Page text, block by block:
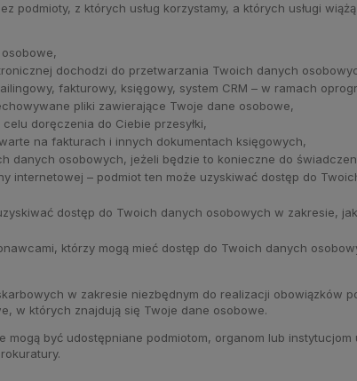
podmioty, z których usług korzystamy, a których usługi
dochodzi do przetwarzania Twoich danych
fakturowy, księgowy, system CRM – w ramach
pliki zawierające Twoje dane osobowe,
doręczenia do Ciebie przesyłki,
na fakturach i innych dokumentach księgowych,
danych osobowych, jeżeli będzie to konieczne do
internetowej – podmiot ten może uzyskiwać dostęp do
dostęp do Twoich danych osobowych w zakresie,
którzy mogą mieć dostęp do Twoich danych
w zakresie niezbędnym do realizacji obowiązków
w których znajdują się Twoje dane osobowe.
być udostępniane podmiotom, organom lub